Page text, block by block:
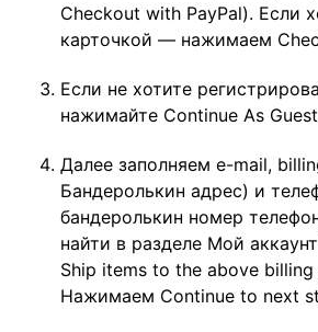
Checkout with PayPal). Если
карточкой — нажимаем
Если не хотите
нажимайте Continue As
Далее заполняем e-mail,
Бандеролькин адрес) и
бандеролькин номер
найти в разделе Мой
Ship items to the above billing
Нажимаем Continue to next